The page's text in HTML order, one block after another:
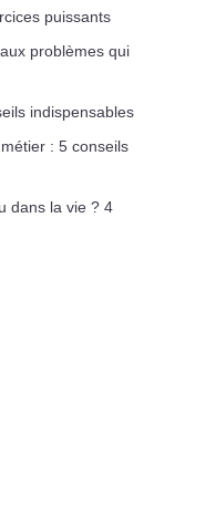
puissants
problèmes qui
indispensables
: 5 conseils
dans la vie ? 4